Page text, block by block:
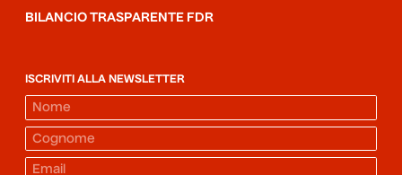
BILANCIO TRASPARENTE FDR
ISCRIVITI ALLA NEWSLETTER